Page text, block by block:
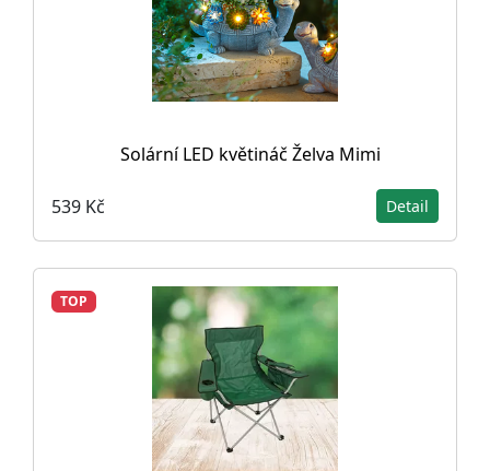
Solární LED květináč Želva Mimi
539 Kč Detail
TOP